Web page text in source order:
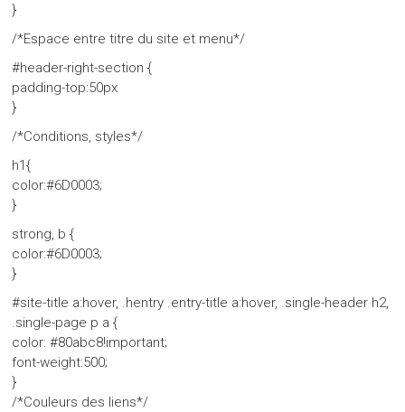
}
/*Espace entre titre du site et menu*/
#header-right-section {
padding-top:50px
}
/*Conditions, styles*/
h1{
color:#6D0003;
}
strong, b {
color:#6D0003;
}
#site-title a:hover, .hentry .entry-title a:hover, .single-header h2,
.single-page p a {
color: #80abc8!important;
font-weight:500;
}
/*Couleurs des liens*/